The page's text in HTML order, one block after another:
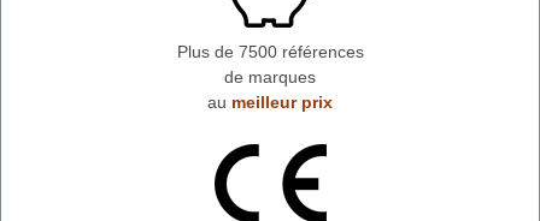
Plus de 7500 références
de marques
au meilleur prix